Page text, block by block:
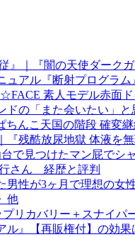
』｜『闇の天使ダーク
ュアル『断射プログラ
素人モデル赤面
の「また会いたい」と
ちんこ天国の階段 確変
『残酷放尿地獄 体液を
台で見つけたマン屁でシ
さん 経歴と評判
男性が3ヶ月で理想の
他
リカバリー＋スナイパ
ル』【再販権付】の効